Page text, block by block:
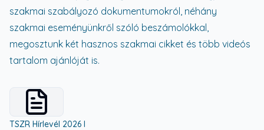
szakmai szabályozó dokumentumokról, néhány
szakmai eseményünkről szóló beszámolókkal,
megosztunk két hasznos szakmai cikket és több videós
tartalom ajánlóját is.
View details forddb8c616d2b73ed7ef5fb05d2332c3ad
TSZR Hírlevél 2026 I